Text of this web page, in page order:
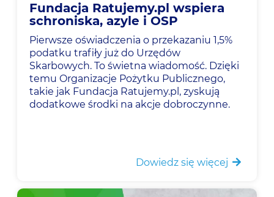
Fundacja Ratujemy.pl wspiera
schroniska, azyle i OSP
Pierwsze oświadczenia o przekazaniu 1,5%
podatku trafiły już do Urzędów
Skarbowych. To świetna wiadomość. Dzięki
temu Organizacje Pożytku Publicznego,
takie jak Fundacja Ratujemy.pl, zyskują
dodatkowe środki na akcje dobroczynne.
Dowiedz się więcej